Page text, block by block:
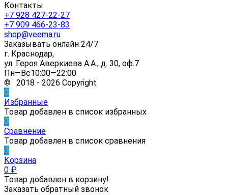
Контакты
+7 928 427-22-27
+7 909 466-23-83
shop@veema.ru
Заказывать онлайн 24/7
г. Краснодар,
ул. Героя Аверкиева А.А., д. 30, оф.7
Пн—Вс10:00—22:00
© 2018 - 2026 Copyright
0
Избранные
Товар добавлен в список избранных
0
Сравнение
Товар добавлен в список сравнения
0
Корзина
0 ₽
Товар добавлен в корзину!
Заказать обратный звонок